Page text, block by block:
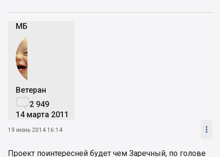
МБ
Ветеран
2 949
14 марта 2011
19 июнь 2014 16:14 
Проект поинтересней будет чем Заречный, по голове